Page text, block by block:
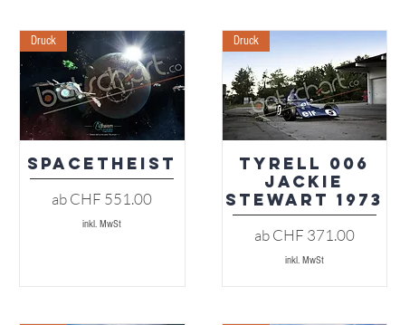
Schnellansicht
Druck
Spacetheist
abCHF 551.00
Sale-Preis
inkl. MwSt
Schnellansicht
Druck
Tyrell 006
Jackie
Stewart 1973
abCHF 371.00
Sale-Preis
inkl. MwSt